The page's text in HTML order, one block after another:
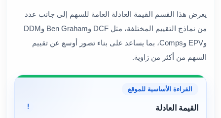
يعرض هذا القسم القيمة العادلة العامة للسهم إلى جانب عدد
من نماذج التقييم المختلفة، مثل DCF وBen Graham وDDM
وEPV وComps، بما يساعد على بناء تصور أوسع عن تقييم
السهم من أكثر من زاوية.
القراءة الأساسية للموقع
القيمة العادلة !